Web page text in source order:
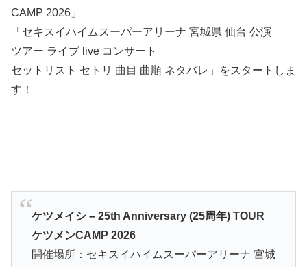
CAMP 2026」
「セキスイハイムスーパーアリーナ 宮城県 仙台 公演
ツアー ライブ live コンサート
セットリスト セトリ 曲目 曲順 ネタバレ」をスタートしま
す！
ケツメイシ – 25th Anniversary (25周年) TOUR
ケツメンCAMP 2026
開催場所：セキスイハイムスーパーアリーナ 宮城